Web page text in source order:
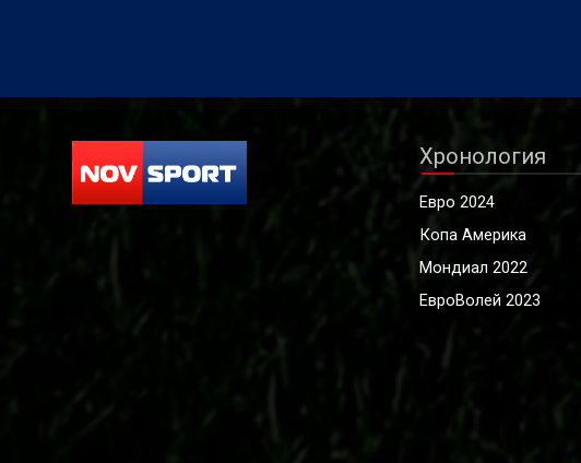
Хронология
Евро 2024
Копа Америка
Мондиал 2022
ЕвроВолей 2023